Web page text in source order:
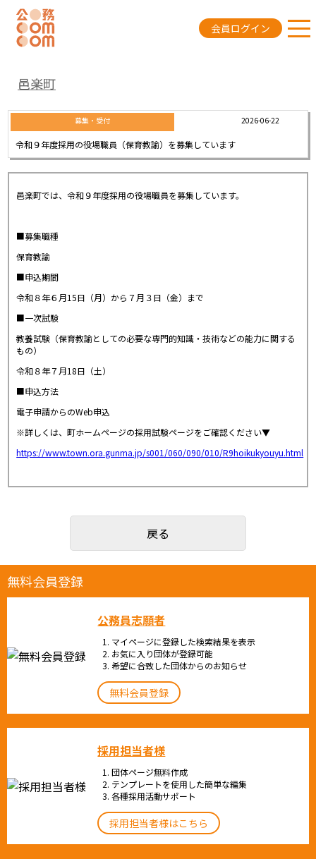
会員ログイン
邑楽町
募集・受付
令和９年度採用の役場職員（保育教諭）を募集しています
2026-06-22
邑楽町では、令和９年度採用の役場職員を募集しています。
■募集職種
保育教諭
■申込期間
令和８年６月15日（月）から７月３日（金）まで
■一次試験
教養試験（保育教諭としての必要な専門的知識・技術などの能力に関する
もの）
令和８年７月18日（土）
■申込方法
電子申請からのWeb申込
※詳しくは、町ホームページの採用試験ページをご確認ください▼
https://www.town.ora.gunma.jp/s001/060/090/010/R9hoikukyouyu.html
戻る
無料会員登録
公務員志願者
マイページに登録した検索結果を表示
お気に入り団体が登録可能
希望に合致した団体からのお知らせ
無料会員登録
採用担当者様
団体ページ無料作成
テンプレートを使用した簡単な編集
各種採用活動サポート
採用担当者様はこちら